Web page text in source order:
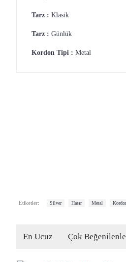
Tarz : Klasik
Tarz : Günlük
Kordon Tipi : Metal
Etiketler: Silver Hasır Metal
En Ucuz Çok